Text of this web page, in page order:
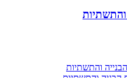
והתשתיות